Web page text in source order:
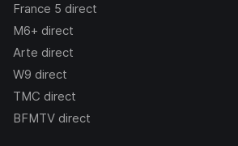
France 5 direct
M6+ direct
Arte direct
W9 direct
TMC direct
BFMTV direct